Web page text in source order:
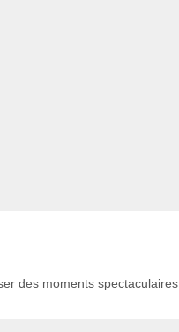
des moments spectaculaires.